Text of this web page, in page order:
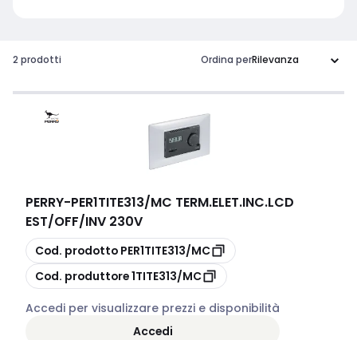
2 prodotti Ordina per
PERRY-PER1TITE313/MC TERM.ELET.INC.LCD
EST/OFF/INV 230V
copia
Cod. prodotto PER1TITE313/MC
copia
Cod. produttore1TITE313/MC
Accedi per visualizzare prezzi e disponibilità
Accedi